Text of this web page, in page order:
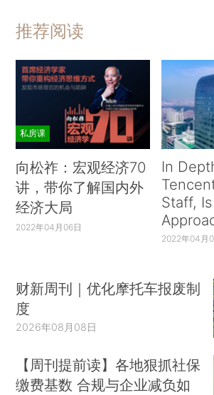
推荐阅读
私房课
向松祚：宏观经济70
讲，带你了解国内外
经济大局
2022年04月06日
In
Staff, Is
2022年04月
财新周刊｜优化摩托车报废制
度
2026年08月08日
【周刊提前读】各地狠抓社保
缴费基数 合规与企业减负如